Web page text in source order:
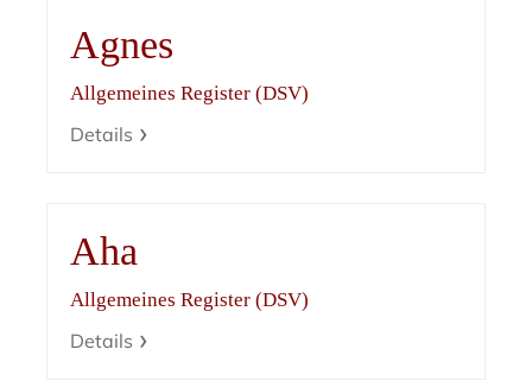
Agnes
Allgemeines Register (DSV)
Details
Aha
Allgemeines Register (DSV)
Details